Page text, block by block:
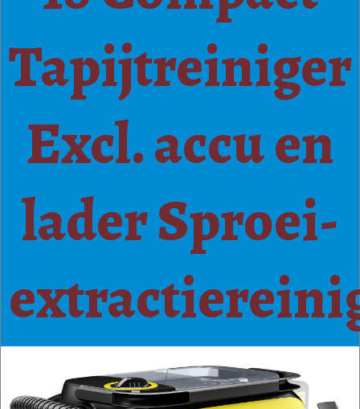
Tapijtreiniger
Excl. accu en
lader Sproei-